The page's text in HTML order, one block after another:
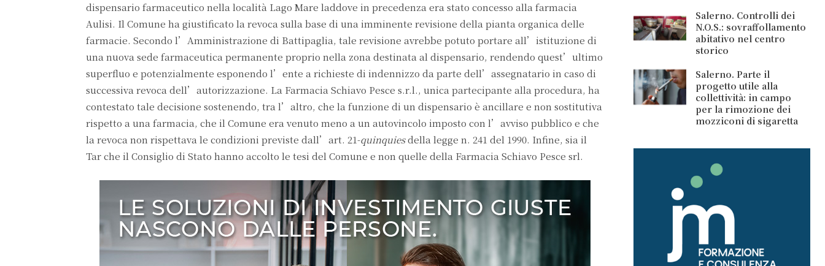
dispensario farmaceutico nella località Lago Mare laddove in precedenza era stato concesso alla farmacia
Aulisi. Il Comune ha giustificato la revoca sulla base di una imminente revisione della pianta organica delle
farmacie. Secondo l’Amministrazione di Battipaglia, tale revisione avrebbe potuto portare all’istituzione di
una nuova sede farmaceutica permanente proprio nella zona destinata al dispensario, rendendo quest’ultimo
superfluo e potenzialmente esponendo l’ente a richieste di indennizzo da parte dell’assegnatario in caso di
successiva revoca dell’autorizzazione. La Farmacia Schiavo Pesce s.r.l., unica partecipante alla procedura, ha
contestato tale decisione sostenendo, tra l’altro, che la funzione di un dispensario è ancillare e non sostitutiva
rispetto a una farmacia, che il Comune era venuto meno a un autovincolo imposto con l’avviso pubblico e che
la revoca non rispettava le condizioni previste dall’art. 21-quinquiesdella legge n. 241 del 1990. Infine, sia il
Tar che il Consiglio di Stato hanno accolto le tesi del Comune e non quelle della Farmacia Schiavo Pesce srl.
Salerno. Controlli dei
N.O.S.: sovraffollamento
abitativo nel centro
storico
Salerno. Parte il
progetto utile alla
collettività: in campo
per la rimozione dei
mozziconi di sigaretta